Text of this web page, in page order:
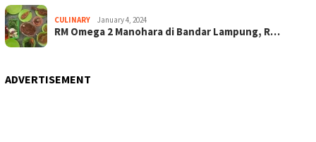
CULINARY January 4, 2024
RM Omega 2 Manohara di Bandar Lampung, R…
ADVERTISEMENT